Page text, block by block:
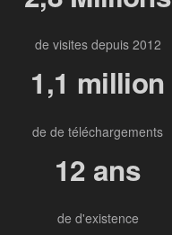
de visites depuis 2012
1,1 million
de de téléchargements
12 ans
de d'existence